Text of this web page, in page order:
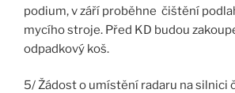
podium, v září proběhne čištění
mycího stroje. Před KD budou
odpadkový koš.
5/ Žádost o umístění radaru na silnici